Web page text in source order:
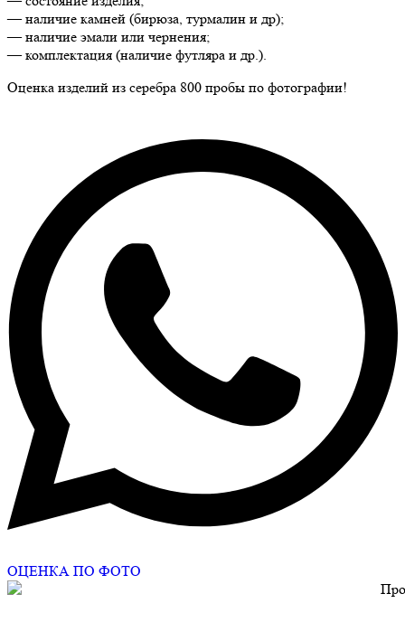
— наличие камней (бирюза, турмалин и др);
— наличие эмали или чернения;
— комплектация (наличие футляра и др.).
Оценка изделий из серебра 800 пробы по фотографии!
ОЦЕНКА ПО ФОТО